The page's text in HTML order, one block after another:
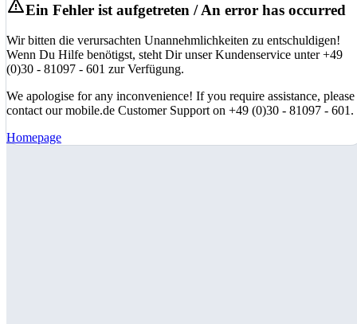
Ein Fehler ist aufgetreten / An error has occurred
Wir bitten die verursachten Unannehmlichkeiten zu entschuldigen!
Wenn Du Hilfe benötigst, steht Dir unser Kundenservice unter +49
(0)30 - 81097 - 601 zur Verfügung.
We apologise for any inconvenience! If you require assistance, please
contact our mobile.de Customer Support on +49 (0)30 - 81097 - 601.
Homepage